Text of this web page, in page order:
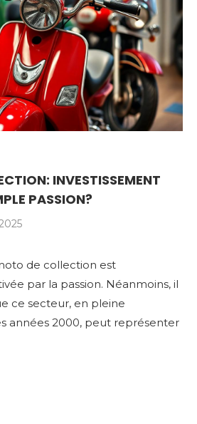
INVESTISSEMENT
PASSION?
de collection est
par la passion. Néanmoins, il
ce secteur, en pleine
années 2000, peut représenter